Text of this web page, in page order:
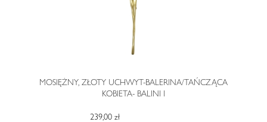
MOSIĘŻNY, ZŁOTY UCHWYT-BALERINA/TAŃCZĄCA
KOBIETA- BALINI I
239,00 zł